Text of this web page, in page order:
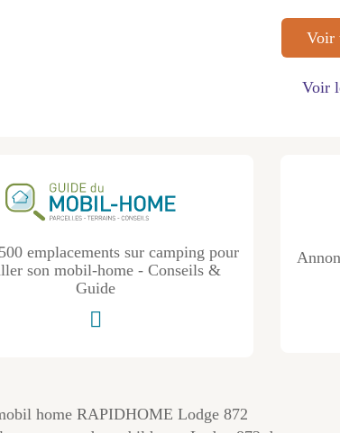
Voir
Voir
emplacements sur camping pour
son mobil-home - Conseils &
Guide
home RAPIDHOME Lodge 872